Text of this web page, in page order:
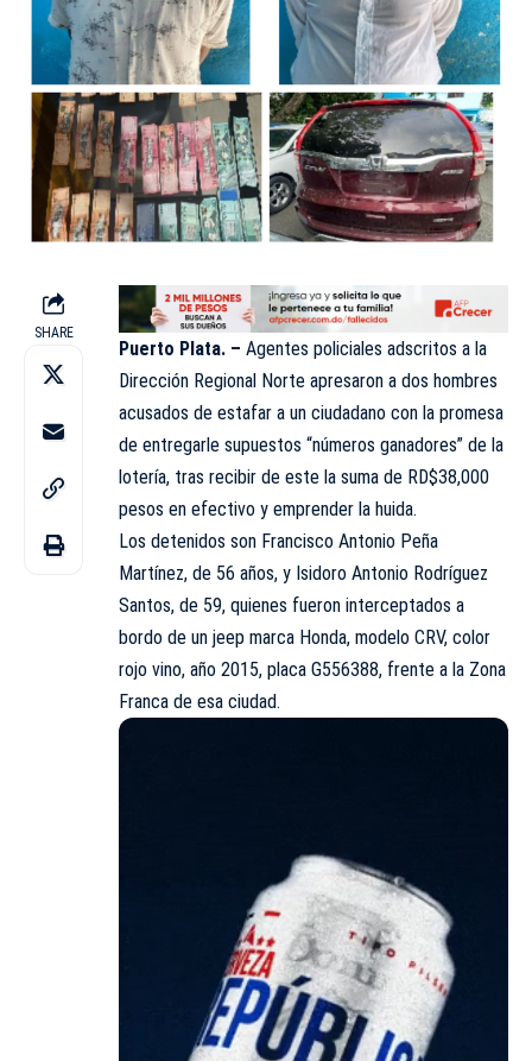
SHARE
Puerto Plata. – Agentes policiales adscritos a la
Dirección Regional Norte apresaron a dos hombres
acusados de estafar a un ciudadano con la promesa
de entregarle supuestos “números ganadores” de la
lotería, tras recibir de este la suma de RD$38,000
pesos en efectivo y emprender la huida.
Los detenidos son Francisco Antonio Peña
Martínez, de 56 años, y Isidoro Antonio Rodríguez
Santos, de 59, quienes fueron interceptados a
bordo de un jeep marca Honda, modelo CRV, color
rojo vino, año 2015, placa G556388, frente a la Zona
Franca de esa ciudad.